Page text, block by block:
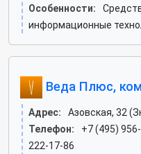
Особенности:
информационные
Веда Плюс,
Адрес:
Азовская, 32
Телефон:
+7 (495)
222-17-86